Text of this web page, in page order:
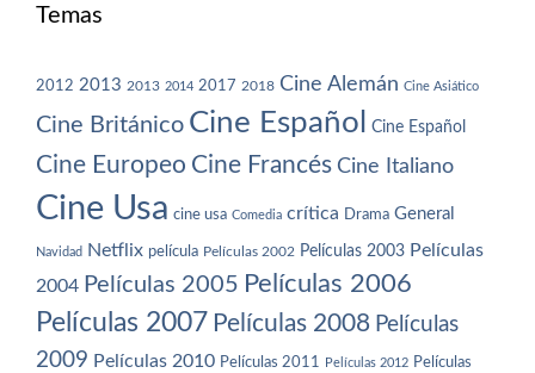
Temas
2012 2013 2013 2014 2017 2018 Cine Alemán Cine Asiático
Cine Británico Cine Español Cine Español
Cine Europeo Cine Francés Cine Italiano
Cine Usa cine usa Comedia crítica Drama General
Navidad Netflix película Películas 2002 Películas 2003 Películas
2004 Películas 2005 Películas 2006
Películas 2007 Películas 2008 Películas
2009 Películas 2010 Películas 2011 Películas 2012 Películas